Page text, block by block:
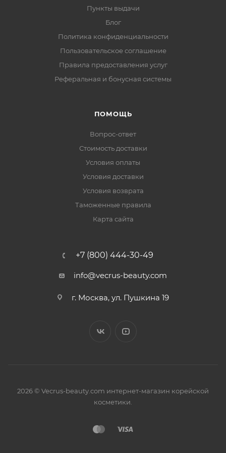
Пункты выдачи
Блог
Политика конфиденциальности
Пользовательское соглашение
Правила предоставления услуг
Реферальная и бонусная системы
ПОМОЩЬ
Вопрос-ответ
Стоимость доставки
Условия оплаты
Условия доставки
Условия возврата
Таможенные правила
Карта сайта
+7 (800) 444-30-49
info@vecrus-beauty.com
г. Москва, ул. Пушкина 19
2026 © Vecrus-beauty.com интернет-магазин корейской
косметики.